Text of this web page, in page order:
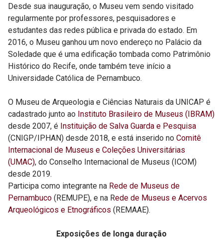
Desde sua inauguração, o Museu vem sendo visitado
regularmente por professores, pesquisadores e
estudantes das redes pública e privada do estado. Em
2016, o Museu ganhou um novo endereço no Palácio da
Soledade que é uma edificação tombada como Patrimônio
Histórico do Recife, onde também teve início a
Universidade Católica de Pernambuco.
O Museu de Arqueologia e Ciências Naturais da UNICAP é
cadastrado junto ao Instituto Brasileiro de Museus (IBRAM)
desde 2007, é Instituição de Salva Guarda e Pesquisa
(CNIGP/IPHAN) desde 2018, e está inserido no Comitê
Internacional de Museus e Coleções Universitárias
(UMAC), do Conselho Internacional de Museus (ICOM)
desde 2019.
Participa como integrante na Rede de Museus de
Pernambuco (REMUPE), e na Rede de Museus e Acervos
Arqueológicos e Etnográficos (REMAAE).
Exposições de longa duração